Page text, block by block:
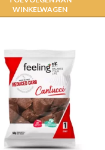
WINKELWAGEN